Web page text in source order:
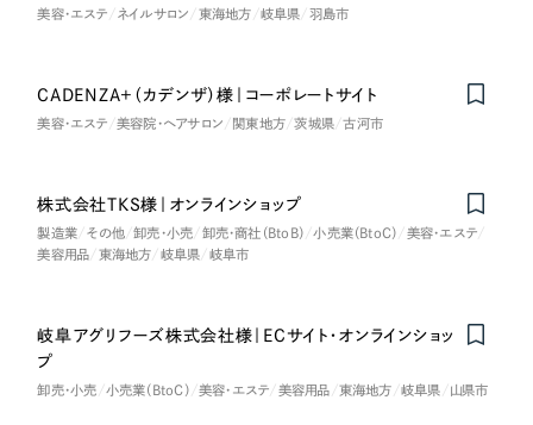
? よくある質問
リープ・プロジェクト ／ マーケティング代行
採用DX支援
リープ・キャリア ／人材紹介サービス
「反響強化」を目的としたマーケティング代行
その他のサービス
AI倫理ポリシー クッキーポリシー サイトマップ
建設・建築
医療・福祉
観光・レジャー
美容・エステ ネイルサロン 東海地方 岐阜県 羽島市
CADENZA+（カデンザ）様｜コーポレートサイト
美容・エステ 美容院・ヘアサロン 関東地方 茨城県 古河市
株式会社TKS様｜オンラインショップ
製造業 その他 卸売・小売 卸売・商社（BtoB） 小売業（BtoC）
美容・エステ
美容用品
東海地方 岐阜県 岐阜市
岐阜アグリフーズ株式会社様｜ECサイト・オンラインショッ
プ
卸売・小売 小売業（BtoC） 美容・エステ 美容用品 東海地方 岐阜県 山県市